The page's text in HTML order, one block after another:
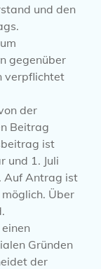
und den
gegenüber
verpflichtet
der
Beitrag
ist
und 1. Juli
Auf Antrag ist
Über
Gründen
der